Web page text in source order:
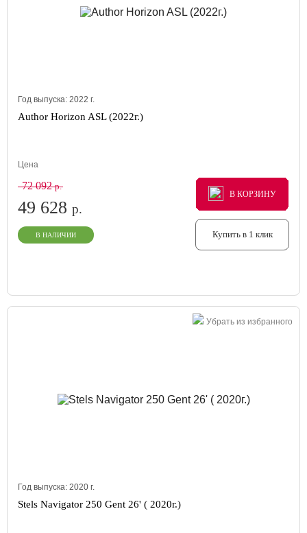
Год выпуска: 2022 г.
Author Horizon ASL (2022г.)
Цена
72 092р.
49 628 р.
В НАЛИЧИИ
В КОРЗИНУ
В КОРЗИНУ
В КОРЗИНУ
Купить в 1 клик
Убрать из избранного
Год выпуска: 2020 г.
Stels Navigator 250 Gent 26' ( 2020г.)